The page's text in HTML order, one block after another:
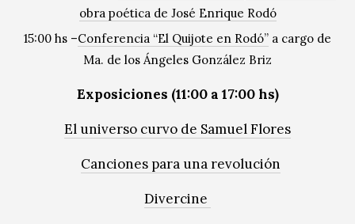
obra poética de José Enrique Rodó
15:00 hs –Conferencia “El Quijote en Rodó” a cargo de
Ma. de los Ángeles González Briz
Exposiciones (11:00 a 17:00 hs)
El universo curvo de Samuel Flores
Canciones para una revolución
Divercine